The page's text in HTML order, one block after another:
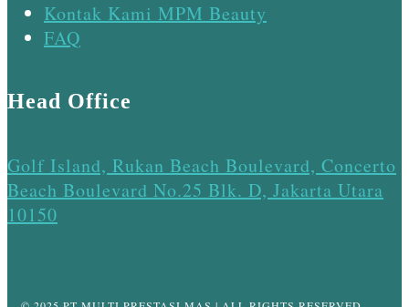
Kontak Kami MPM Beauty
FAQ
Head Office
Golf Island, Rukan Beach Boulevard, Concerto
Beach Boulevard No.25 Blk. D, Jakarta Utara
10150